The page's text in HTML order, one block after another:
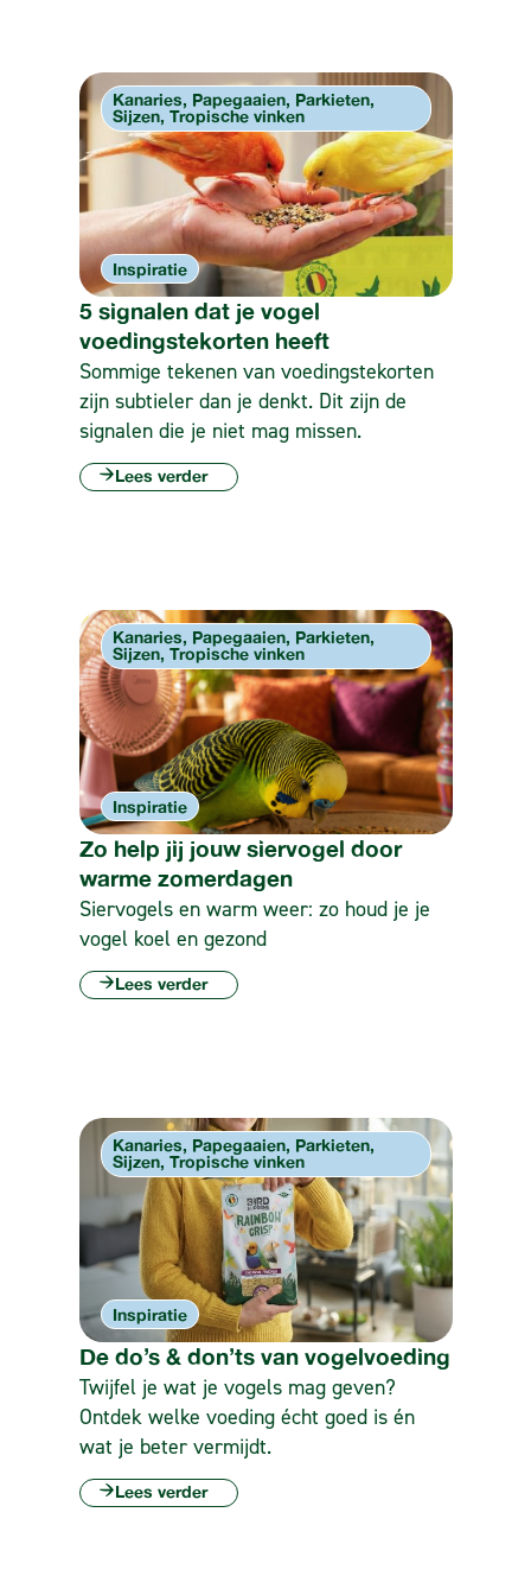
Kanaries, Papegaaien, Parkieten,
Sijzen, Tropische vinken
Inspiratie
5 signalen dat je vogel
voedingstekorten heeft
Sommige tekenen van voedingstekorten
zijn subtieler dan je denkt. Dit zijn de
signalen die je niet mag missen.
Lees verder
Kanaries, Papegaaien, Parkieten,
Sijzen, Tropische vinken
Inspiratie
Zo help jij jouw siervogel door
warme zomerdagen
Siervogels en warm weer: zo houd je je
vogel koel en gezond
Lees verder
Kanaries, Papegaaien, Parkieten,
Sijzen, Tropische vinken
Inspiratie
De do’s & don’ts van vogelvoeding
Twijfel je wat je vogels mag geven?
Ontdek welke voeding écht goed is én
wat je beter vermijdt.
Lees verder